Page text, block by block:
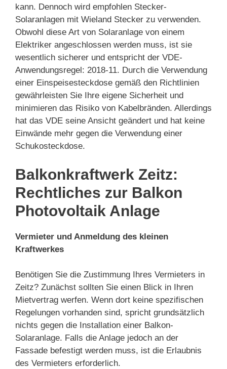
kann. Dennoch wird empfohlen Stecker-
Solaranlagen mit Wieland Stecker zu verwenden.
Obwohl diese Art von Solaranlage von einem
Elektriker angeschlossen werden muss, ist sie
wesentlich sicherer und entspricht der VDE-
Anwendungsregel: 2018-11. Durch die Verwendung
einer Einspeisesteckdose gemäß den Richtlinien
gewährleisten Sie Ihre eigene Sicherheit und
minimieren das Risiko von Kabelbränden. Allerdings
hat das VDE seine Ansicht geändert und hat keine
Einwände mehr gegen die Verwendung einer
Schukosteckdose.
Balkonkraftwerk Zeitz:
Rechtliches zur Balkon
Photovoltaik Anlage
Vermieter und Anmeldung des kleinen
Kraftwerkes
Benötigen Sie die Zustimmung Ihres Vermieters in
Zeitz? Zunächst sollten Sie einen Blick in Ihren
Mietvertrag werfen. Wenn dort keine spezifischen
Regelungen vorhanden sind, spricht grundsätzlich
nichts gegen die Installation einer Balkon-
Solaranlage. Falls die Anlage jedoch an der
Fassade befestigt werden muss, ist die Erlaubnis
des Vermieters erforderlich.